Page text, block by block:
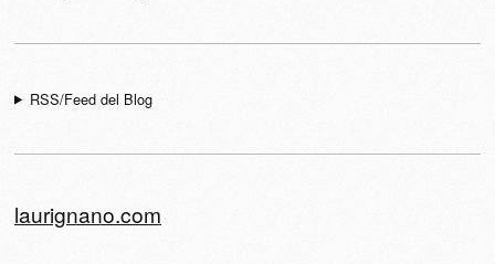
RSS/Feed del Blog
laurignano.com